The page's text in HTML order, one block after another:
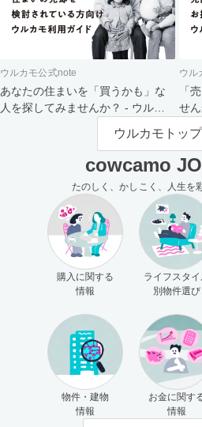
ウルカモ公式note
あなたの住まいを「買うかも」な
人を探してみませんか？ - ウルカ
ウル
「
せ
主
ウルカモトッ
cowcamo
たのしく、かしこく、人生を
購入に関する
情報
ライフスタ
別物件選び
物件・建物
情報
お金に関す
情報